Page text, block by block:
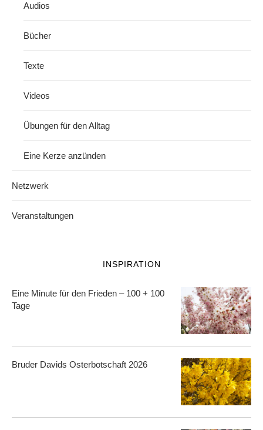
Audios
Bücher
Texte
Videos
Übungen für den Alltag
Eine Kerze anzünden
Netzwerk
Veranstaltungen
INSPIRATION
Eine Minute für den Frieden – 100 + 100
Tage
Bruder Davids Osterbotschaft 2026